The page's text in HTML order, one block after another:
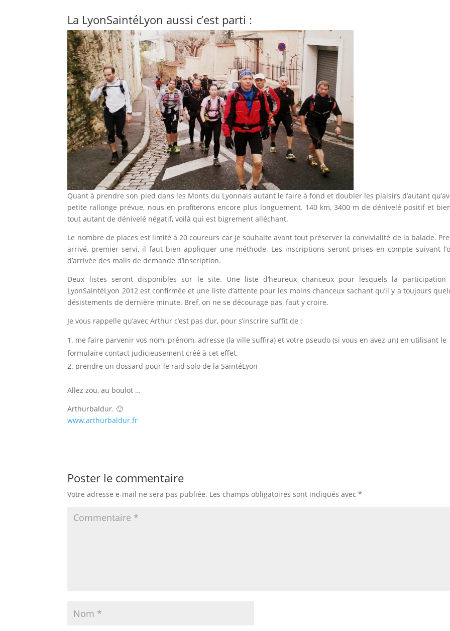
La LyonSaintéLyon aussi c’est parti :
Quant à prendre son pied dans les Monts du Lyonnais autant le faire à fond et doubler les plaisirs d’autant
petite rallonge prévue, nous en profiterons encore plus longuement. 140 km, 3400 m de dénivelé positif et
tout autant de dénivelé négatif, voilà qui est bigrement alléchant.
Le nombre de places est limité à 20 coureurs car je souhaite avant tout préserver la convivialité de la balade.
arrivé, premier servi, il faut bien appliquer une méthode. Les inscriptions seront prises en compte suivant
d’arrivée des mails de demande d’inscription.
Deux listes seront disponibles sur le site. Une liste d’heureux chanceux pour lesquels la
LyonSaintéLyon 2012 est confirmée et une liste d’attente pour les moins chanceux sachant qu’il y a toujours
désistements de dernière minute. Bref, on ne se décourage pas, faut y croire.
Je vous rappelle qu’avec Arthur c’est pas dur, pour s’inscrire suffit de :
me faire parvenir vos nom, prénom, adresse (la ville suffira) et votre pseudo (si vous en avez un) en utilisant le
formulaire contact judicieusement créé à cet effet.
prendre un dossard pour le raid solo de la SaintéLyon
Allez zou, au boulot …
Arthurbaldur. 🙂
www.arthurbaldur.fr
Poster le commentaire
Votre adresse e-mail ne sera pas publiée. Les champs obligatoires sont indiqués avec*